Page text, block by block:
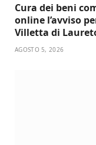
Cura dei beni
online l’avviso
Villetta di
AGOSTO 5, 2026